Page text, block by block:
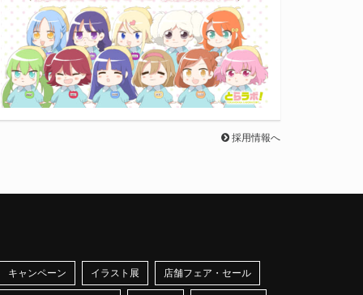
採用情報へ
キャンペーン イラスト展 店舗フェア・セール